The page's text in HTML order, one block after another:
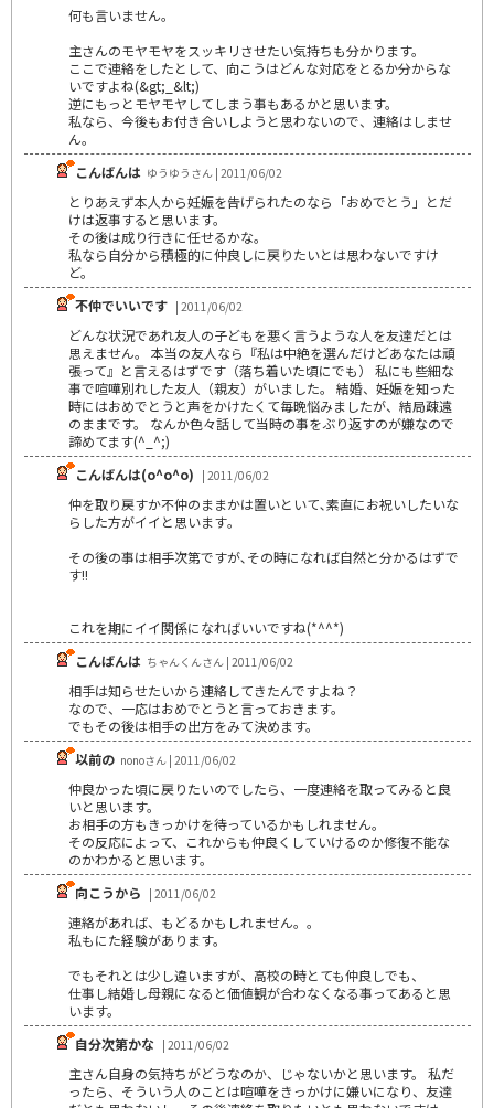
何も言いません。
主さんのモヤモヤをスッキリさせたい気持ちも分かります。
ここで連絡をしたとして、向こうはどんな対応をとるか分からな
いですよね(&gt;_&lt;)
逆にもっとモヤモヤしてしまう事もあるかと思います。
私なら、今後もお付き合いしようと思わないので、連絡はしませ
ん。
こんばんは ゆうゆうさん | 2011/06/02
とりあえず本人から妊娠を告げられたのなら「おめでとう」とだ
けは返事すると思います。
その後は成り行きに任せるかな。
私なら自分から積極的に仲良しに戻りたいとは思わないですけ
ど。
不仲でいいです | 2011/06/02
どんな状況であれ友人の子どもを悪く言うような人を友達だとは
思えません。 本当の友人なら『私は中絶を選んだけどあなたは頑
張って』と言えるはずです（落ち着いた頃にでも） 私にも些細な
事で喧嘩別れした友人（親友）がいました。 結婚、妊娠を知った
時にはおめでとうと声をかけたくて毎晩悩みましたが、結局疎遠
のままです。 なんか色々話して当時の事をぶり返すのが嫌なので
諦めてます(^_^;)
こんばんは(o^o^o) | 2011/06/02
仲を取り戻すか不仲のままかは置いといて､素直にお祝いしたいな
らした方がイイと思います｡
その後の事は相手次第ですが､その時になれば自然と分かるはずで
す!!
これを期にイイ関係になればいいですね(*^^*)
こんばんは ちゃんくんさん | 2011/06/02
相手は知らせたいから連絡してきたんですよね？
なので、一応はおめでとうと言っておきます。
でもその後は相手の出方をみて決めます。
以前の nonoさん | 2011/06/02
仲良かった頃に戻りたいのでしたら、一度連絡を取ってみると良
いと思います。
お相手の方もきっかけを待っているかもしれません。
その反応によって、これからも仲良くしていけるのか修復不能な
のかわかると思います。
向こうから | 2011/06/02
連絡があれば、もどるかもしれません。。
私もにた経験があります。
でもそれとは少し違いますが、高校の時とても仲良しでも、
仕事し結婚し母親になると価値観が合わなくなる事ってあると思
います。
自分次第かな | 2011/06/02
主さん自身の気持ちがどうなのか、じゃないかと思います。 私だ
ったら、そういう人のことは喧嘩をきっかけに嫌いになり、友達